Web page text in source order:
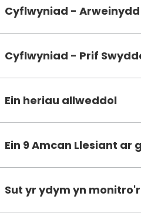
Cyflwyniad - Arweinydd
Cyflwyniad - Prif
Ein heriau allweddol
Ein 9 Amcan Llesiant ar
Sut yr ydym yn